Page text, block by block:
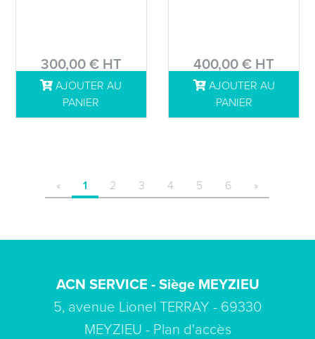
300,00 € HT
AJOUTER AU
PANIER
400,00 € HT
AJOUTER AU
PANIER
« 1 2 3 4 5 6 »
ACN SERVICE - Siège MEYZIEU
5, avenue Lionel TERRAY - 69330
MEYZIEU - Plan d'accès